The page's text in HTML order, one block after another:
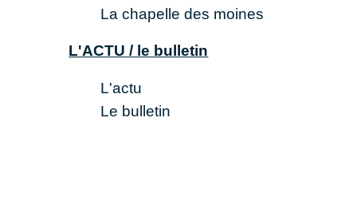
La chapelle des moines
L'ACTU / le bulletin
L'actu
Le bulletin